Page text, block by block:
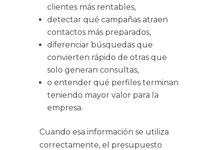
clientes más rentables,
detectar qué campañas atraen
contactos más preparados,
diferenciar búsquedas que
convierten rápido de otras que
solo generan consultas,
o entender qué perfiles terminan
teniendo mayor valor para la
empresa.
Cuando esa información se utiliza
correctamente, el presupuesto